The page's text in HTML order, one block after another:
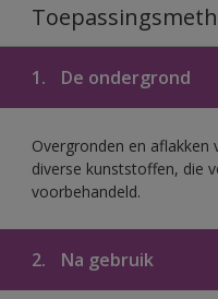
1. De ondergrond
Overgronden en
diverse kunststoffen, die
voorbehandeld.
2. Na gebruik